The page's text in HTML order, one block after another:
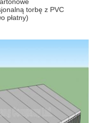
torbę z PVC
płatny)